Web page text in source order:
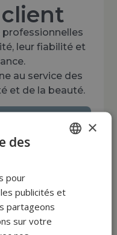
client
leur fiabilité et
au service des
et de la beauté.
×
des
pour
publicités et
partageons
sur votre